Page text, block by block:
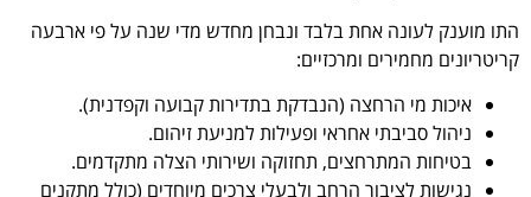
התו מוענק לעונה אחת בלבד ונבחן מחדש מדי שנה על פי ארבעה
קריטריונים מחמירים ומרכזיים:
איכות מי הרחצה (הנבדקת בתדירות קבועה וקפדנית).
ניהול סביבתי אחראי ופעילות למניעת זיהום.
בטיחות המתרחצים, תחזוקה ושירותי הצלה מתקדמים.
נגישות לציבור הרחב ולבעלי צרכים מיוחדים (כולל מתקנים